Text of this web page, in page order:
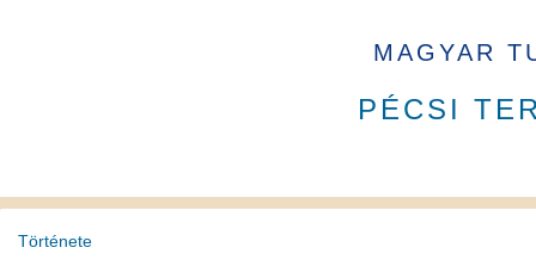
MAGYAR
PÉCSI
Története